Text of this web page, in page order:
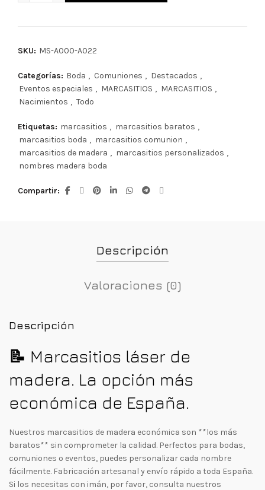
SKU: MS-A000-A022
Categorías: Boda , Comuniones , Destacados ,
Eventos especiales , MARCASITIOS , MARCASITIOS ,
Nacimientos , Todo
Etiquetas: marcasitios , marcasitios baratos ,
marcasitios boda , marcasitios comunion ,
marcasitios de madera , marcasitios personalizados ,
nombres madera boda
Compartir
Descripción
Valoraciones (0)
Descripción
📝 Marcasitios láser de
madera. La opción más
económica de España.
Nuestros marcasitios de madera económica son **los más
baratos** sin comprometer la calidad. Perfectos para bodas,
comuniones o eventos, puedes personalizar cada nombre
fácilmente. Fabricación artesanal y envío rápido a toda España.
Si los necesitas con imán, por favor, consulta nuestros